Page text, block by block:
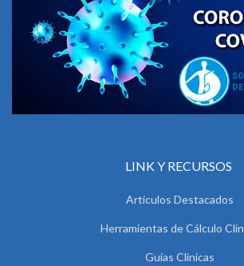
LINK Y RECURSOS
Artículos Destacados
Herramientas de Cálculo
Guías Clínicas